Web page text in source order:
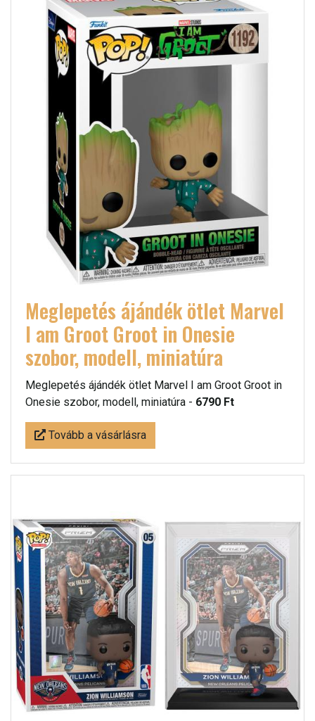
Meglepetés ájándék ötlet Marvel
I am Groot Groot in Onesie
szobor, modell, miniatúra
Meglepetés ájándék ötlet Marvel I am Groot Groot in
Onesie szobor, modell, miniatúra - 6790 Ft
Tovább a vásárlásra